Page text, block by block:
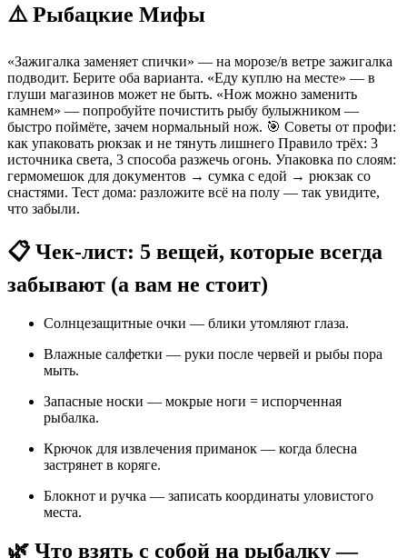
⚠️ Рыбацкие Мифы
«Зажигалка заменяет спички» — на морозе/в ветре зажигалка
подводит. Берите оба варианта. «Еду куплю на месте» — в
глуши магазинов может не быть. «Нож можно заменить
камнем» — попробуйте почистить рыбу булыжником —
быстро поймёте, зачем нормальный нож. 🎯 Советы от профи:
как упаковать рюкзак и не тянуть лишнего Правило трёх: 3
источника света, 3 способа разжечь огонь. Упаковка по слоям:
гермомешок для документов → сумка с едой → рюкзак со
снастями. Тест дома: разложите всё на полу — так увидите,
что забыли.
📋 Чек-лист: 5 вещей, которые всегда
забывают (а вам не стоит)
Солнцезащитные очки — блики утомляют глаза.
Влажные салфетки — руки после червей и рыбы пора
мыть.
Запасные носки — мокрые ноги = испорченная
рыбалка.
Крючок для извлечения приманок — когда блесна
застрянет в коряге.
Блокнот и ручка — записать координаты уловистого
места.
🌿 Что взять с собой на рыбалку —